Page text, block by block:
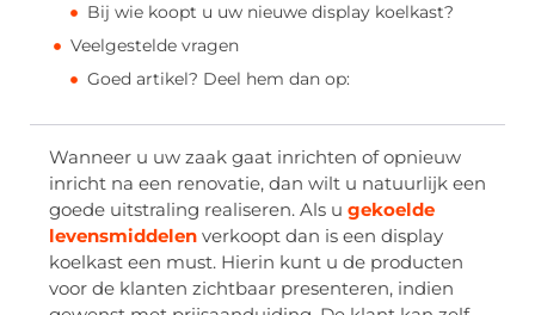
Bij wie koopt u uw nieuwe display koelkast?
Veelgestelde vragen
Goed artikel? Deel hem dan op:
Wanneer u uw zaak gaat inrichten of opnieuw
inricht na een renovatie, dan wilt u natuurlijk een
goede uitstraling realiseren. Als u gekoelde
levensmiddelen verkoopt dan is een display
koelkast een must. Hierin kunt u de producten
voor de klanten zichtbaar presenteren, indien